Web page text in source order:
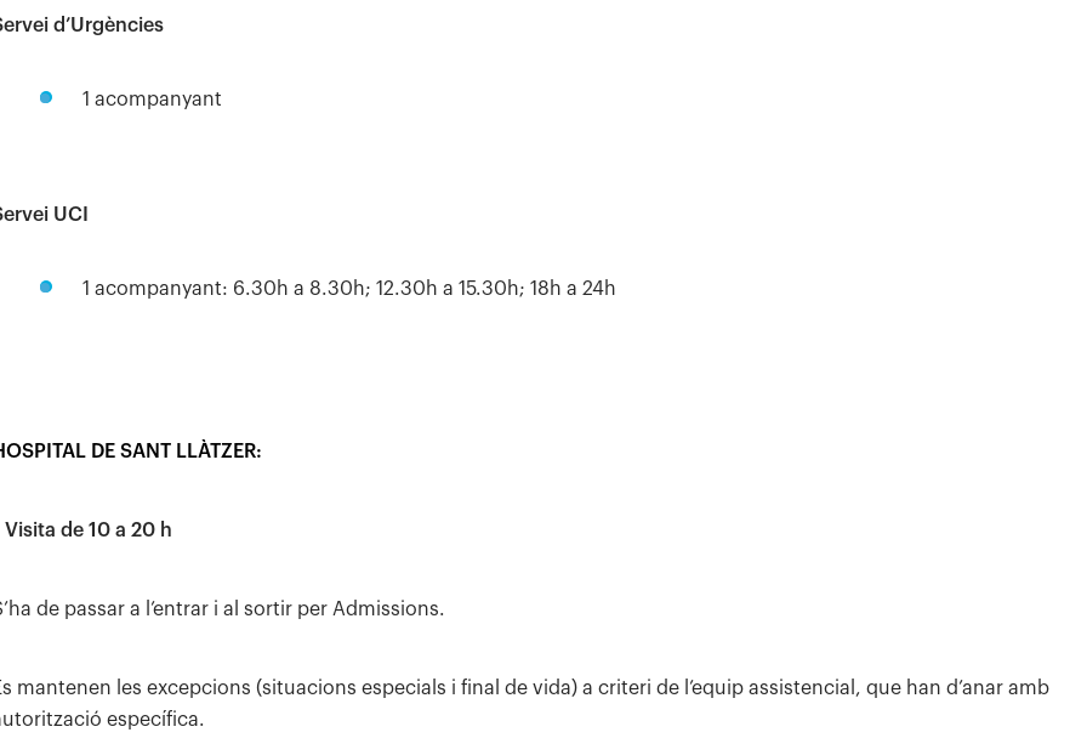
d’Urgències
1 acompanyant
UCI
1 acompanyant: 6.30h a 8.30h; 12.30h a 15.30h; 18h a 24h
DE SANT LLÀTZER:
Visita de 10 a 20 h
de passar a l’entrar i al sortir per Admissions.
mantenen les excepcions (situacions especials i final de vida) a criteri de l’equip assistencial, que han d’anar amb
específica.